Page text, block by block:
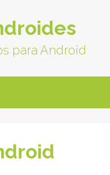
para Android